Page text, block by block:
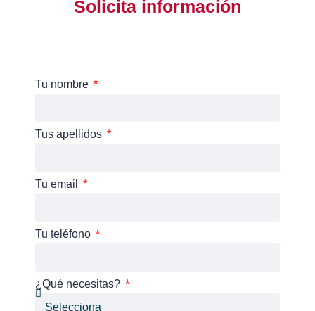
Solicita información
Tu nombre
Tus apellidos
Tu email
Tu teléfono
¿Qué necesitas?